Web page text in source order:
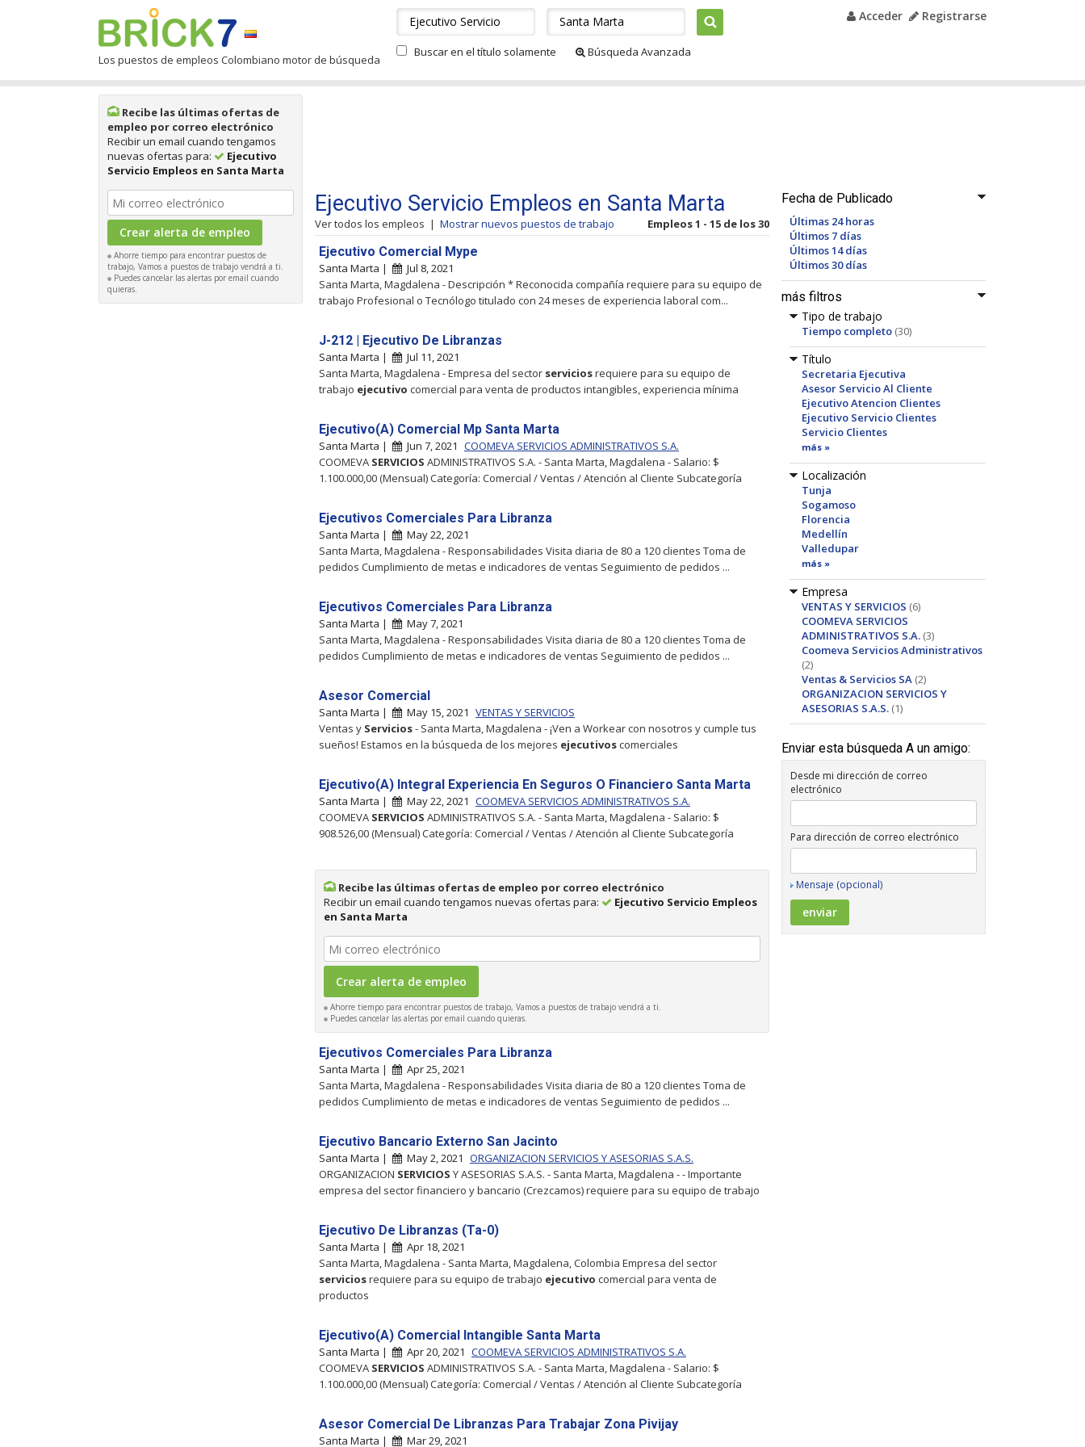
Los puestos de empleos Colombiano motor de búsqueda
Acceder Registrarse
Buscar en el título solamente Búsqueda Avanzada
Recibe las últimas ofertas de
empleo por correo electrónico
Recibir un email cuando tengamos
nuevas ofertas para:
Ejecutivo
Servicio Empleos en Santa Marta
Ahorre tiempo para encontrar puestos de
trabajo, Vamos a puestos de trabajo vendrá a ti.
Puedes cancelar las alertas por email cuando
quieras.
Fecha de Publicado
Últimas 24 horas
Últimos 7 días
Últimos 14 días
Últimos 30 días
más filtros
Tipo de trabajo
Tiempo completo (30)
Título
Secretaria Ejecutiva
Asesor Servicio Al Cliente
Ejecutivo Atencion Clientes
Ejecutivo Servicio Clientes
Servicio Clientes
más »
Localización
Tunja
Sogamoso
Florencia
Medellín
Valledupar
más »
Empresa
VENTAS Y SERVICIOS (6)
COOMEVA SERVICIOS
ADMINISTRATIVOS S.A. (3)
Coomeva Servicios Administrativos
(2)
Ventas & Servicios SA (2)
ORGANIZACION SERVICIOS Y
ASESORIAS S.A.S. (1)
Enviar esta búsqueda A un amigo:
Desde mi dirección de correo
electrónico
Para dirección de correo electrónico
Mensaje (opcional)
Ejecutivo Servicio Empleos en Santa Marta
Ver todos los empleos | Mostrar nuevos puestos de trabajo Empleos 1 - 15 de los 30
Ejecutivo Comercial Mype
Santa Marta |
Jul 8, 2021
Santa Marta, Magdalena - Descripción * Reconocida compañía requiere para su equipo de
trabajo Profesional o Tecnólogo titulado con 24 meses de experiencia laboral com...
J-212 | Ejecutivo De Libranzas
Santa Marta |
Jul 11, 2021
Santa Marta, Magdalena - Empresa del sector serviciosrequiere para su equipo de
trabajo ejecutivo comercial para venta de productos intangibles, experiencia mínima
Ejecutivo(A) Comercial Mp Santa Marta
Santa Marta | Jun 7, 2021 COOMEVA SERVICIOS ADMINISTRATIVOS S.A.
COOMEVA SERVICIOS ADMINISTRATIVOS S.A. - Santa Marta, Magdalena - Salario: $
1.100.000,00 (Mensual) Categoría: Comercial / Ventas / Atención al Cliente Subcategoría
Ejecutivos Comerciales Para Libranza
Santa Marta |
May 22, 2021
Santa Marta, Magdalena - Responsabilidades Visita diaria de 80 a 120 clientes Toma de
pedidos Cumplimiento de metas e indicadores de ventas Seguimiento de pedidos ...
Ejecutivos Comerciales Para Libranza
Santa Marta |
May 7, 2021
Santa Marta, Magdalena - Responsabilidades Visita diaria de 80 a 120 clientes Toma de
pedidos Cumplimiento de metas e indicadores de ventas Seguimiento de pedidos ...
Asesor Comercial
Santa Marta | May 15, 2021 VENTAS Y SERVICIOS
Ventas y Servicios- Santa Marta, Magdalena - ¡Ven a Workear con nosotros y cumple tus
sueños! Estamos en la búsqueda de los mejores ejecutivoscomerciales
Ejecutivo(A) Integral Experiencia En Seguros O Financiero Santa Marta
Santa Marta | May 22, 2021 COOMEVA SERVICIOS ADMINISTRATIVOS S.A.
COOMEVA SERVICIOS ADMINISTRATIVOS S.A. - Santa Marta, Magdalena - Salario: $
908.526,00 (Mensual) Categoría: Comercial / Ventas / Atención al Cliente Subcategoría
Recibe las últimas ofertas de empleo por correo electrónico
Recibir un email cuando tengamos nuevas ofertas para:
Ejecutivo Servicio Empleos
en Santa Marta
Ahorre tiempo para encontrar puestos de trabajo, Vamos a puestos de trabajo vendrá a ti.
Puedes cancelar las alertas por email cuando quieras.
Ejecutivos Comerciales Para Libranza
Santa Marta |
Apr 25, 2021
Santa Marta, Magdalena - Responsabilidades Visita diaria de 80 a 120 clientes Toma de
pedidos Cumplimiento de metas e indicadores de ventas Seguimiento de pedidos ...
Ejecutivo Bancario Externo San Jacinto
Santa Marta | May 2, 2021 ORGANIZACION SERVICIOS Y ASESORIAS S.A.S.
ORGANIZACION SERVICIOS Y ASESORIAS S.A.S. - Santa Marta, Magdalena - - Importante
empresa del sector financiero y bancario (Crezcamos) requiere para su equipo de trabajo
Ejecutivo De Libranzas (Ta-0)
Santa Marta |
Apr 18, 2021
Santa Marta, Magdalena - Santa Marta, Magdalena, Colombia Empresa del sector
serviciosrequiere para su equipo de trabajo ejecutivo comercial para venta de
productos
Ejecutivo(A) Comercial Intangible Santa Marta
Santa Marta | Apr 20, 2021 COOMEVA SERVICIOS ADMINISTRATIVOS S.A.
COOMEVA SERVICIOS ADMINISTRATIVOS S.A. - Santa Marta, Magdalena - Salario: $
1.100.000,00 (Mensual) Categoría: Comercial / Ventas / Atención al Cliente Subcategoría
Asesor Comercial De Libranzas Para Trabajar Zona Pivijay
Santa Marta |
Mar 29, 2021